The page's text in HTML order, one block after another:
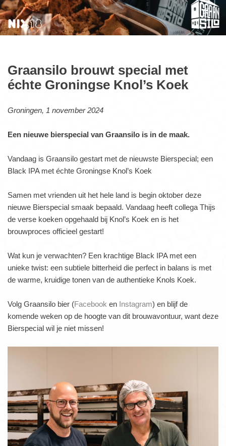
Graansilo brouwt special met
échte Groningse Knol’s Koek
Groningen, 1 november 2024
Een nieuwe bierspecial van Graansilo is in de maak.
Vandaag is Graansilo gestart met de nieuwste Bierspecial; een
Black IPA met échte Groningse Knol’s Koek
Samen met vrienden uit het hele land is begin oktober deze
nieuwe Bierspecial smaak bepaald. Vandaag heeft collega Thijs
de verse koeken opgehaald bij Knol’s Koek en is het
brouwproces officieel gestart!
Wat kun je verwachten? Een krachtige Black IPA met een
unieke twist: een subtiele bitterheid die perfect in balans is met
de warme, kruidige tonen van de authentieke Knols Koek.
Volg Graansilo bier (Facebook en Instagram) en blijf de
komende weken op de hoogte van dit brouwavontuur, want deze
Bierspecial wil je niet missen!